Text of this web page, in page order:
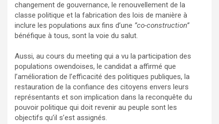
changement de gouvernance, le renouvellement de la
classe politique et la fabrication des lois de manière à
inclure les populations aux fins d’une ’’co-construction’’
bénéfique à tous, sont la voie du salut.
Aussi, au cours du meeting qui a vu la participation des
populations owendoises, le candidat a affirmé que
l’amélioration de l’efficacité des politiques publiques, la
restauration de la confiance des citoyens envers leurs
représentants et son implication dans la reconquête du
pouvoir politique qui doit revenir au peuple sont les
objectifs qu’il s’est assignés.